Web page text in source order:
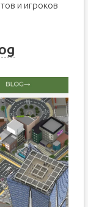
и игроков